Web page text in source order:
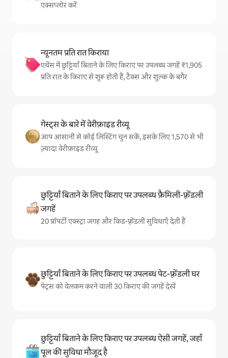
एक्सप्लोर करें
न्यूनतम प्रति रात किराया
एथेंस में छुट्टियाँ बिताने के लिए किराए पर उपलब्ध जगहें ₹1,905
प्रति रात के किराए से शुरू होती हैं, टैक्स और शुल्क के बगैर
गेस्ट्स के बारे में वेरीफ़ाइड रीव्यू
आप आसानी से कोई लिस्टिंग चुन सकें, इसके लिए 1,570 से भी
ज़्यादा वेरीफ़ाइड रीव्यू
छुट्टियाँ बिताने के लिए किराए पर उपलब्ध फ़ैमिली-फ़्रेंडली
जगहें
20 प्रॉपर्टी एक्स्ट्रा जगह और किड-फ़्रेंडली सुविधाएँ देती हैं
छुट्टियाँ बिताने के लिए किराए पर उपलब्ध पेट-फ़्रेंडली घर
पेट्स को वेलकम करने वाली 30 किराए की जगहें देखें
छुट्टियाँ बिताने के लिए किराए पर उपलब्ध ऐसी जगहें, जहाँ
पूल की सुविधा मौजूद है